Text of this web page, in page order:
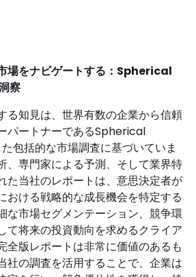
場をナビゲートする：Spherical
察
る知見は、世界有数の企業から信頼
パートナーであるSpherical
包括的な市場調査に基づいていま
、専門家による予測、そして業界特
た当社のレポートは、意思決定者が
おける戦略的な成長機会を特定する
な市場セグメンテーション、競争環
て将来の投資動向を求めるクライア
全版レポートは非​​常に価値のあるも
社の調査を活用することで、企業は